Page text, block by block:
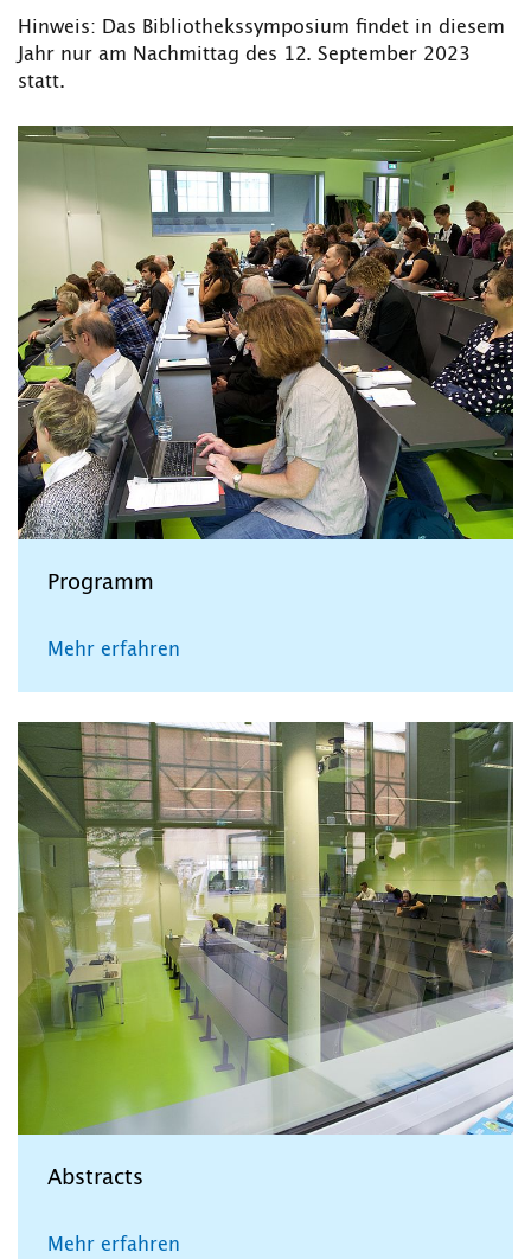
Hinweis: Das Bibliothekssymposium findet in diesem
Jahr nur am Nachmittag des 12. September 2023
statt.
Programm
Mehr erfahren
Abstracts
Mehr erfahren